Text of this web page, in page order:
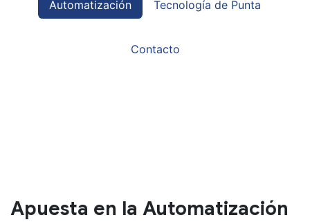
Automatización Tecnología de Punta
Contacto
Apuesta en la Automatización